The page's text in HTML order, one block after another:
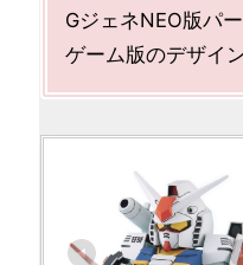
GジェネNEO版パ
ゲーム版のデザイ